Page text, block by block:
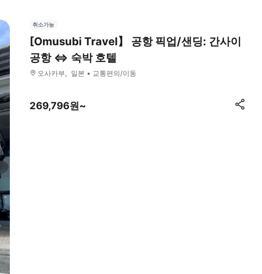
취소가능
[Omusubi Travel】 공항 픽업/샌딩: 간사이
공항 ⇔ 숙박 호텔
오사카부 일본 교통편의/이동
269,796원~